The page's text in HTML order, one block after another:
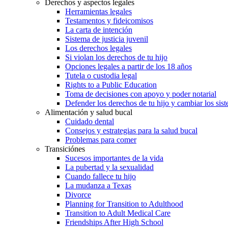
Derechos y aspectos legales
Herramientas legales
Testamentos y fideicomisos
La carta de intención
Sistema de justicia juvenil
Los derechos legales
Si violan los derechos de tu hijo
Opciones legales a partir de los 18 años
Tutela o custodia legal
Rights to a Public Education
Toma de decisiones con apoyo y poder notarial
Defender los derechos de tu hijo y cambiar los
Alimentación y salud bucal
Cuidado dental
Consejos y estrategias para la salud bucal
Problemas para comer
Transiciónes
Sucesos importantes de la vida
La pubertad y la sexualidad
Cuando fallece tu hijo
La mudanza a Texas
Divorce
Planning for Transition to Adulthood
Transition to Adult Medical Care
Friendships After High School